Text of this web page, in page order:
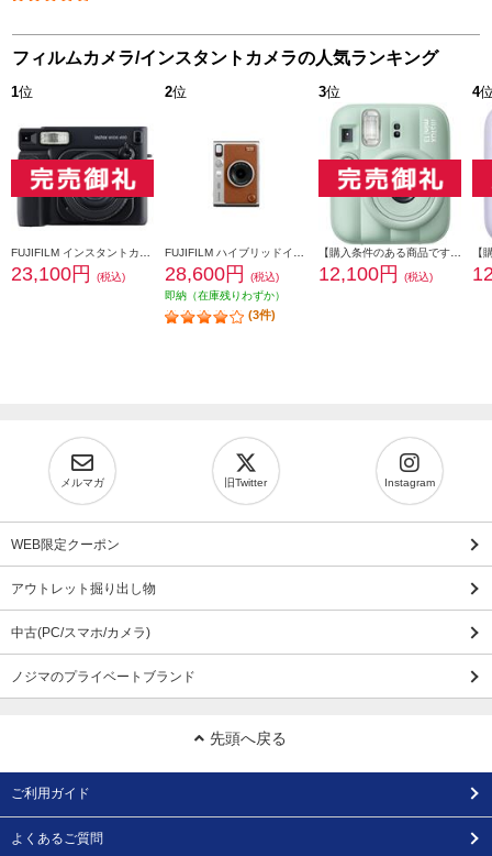
フィルムカメラ/インスタントカメラの人気ランキング
1位
23,100円 (税込)
2位
28,600円
(税込)
即納（在庫残りわずか）
(3件)
3位
12,100円 (税込)
4
メルマガ 旧Twitter Instagram
WEB限定クーポン
アウトレット掘り出し物
中古(PC/スマホ/カメラ)
ノジマのプライベートブランド
先頭へ戻る
ご利用ガイド
よくあるご質問